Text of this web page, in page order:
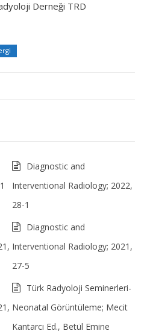
Derneği TRD
Diagnostic and
Interventional Radiology; 2022,
28-1
Diagnostic and
Interventional Radiology; 2021,
27-5
Türk Radyoloji Seminerleri-
Neonatal Görüntüleme; Mecit
Kantarcı Ed., Betül Emine